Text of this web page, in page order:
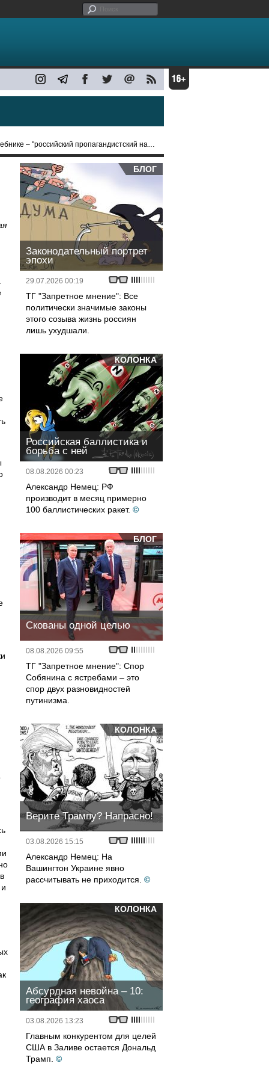
– "российский пропагандистский нарратив"?
БЛОГ
Законодательный портрет
эпохи
29.07.2026 00:19
ТГ "Запретное мнение": Все
политически значимые законы
этого созыва жизнь россиян
лишь ухудшали.
КОЛОНКА
Российская баллистика и
борьба с ней
08.08.2026 00:23
Александр Немец: РФ
производит в месяц примерно
100 баллистических ракет. ©
БЛОГ
Скованы одной целью
08.08.2026 09:55
ТГ "Запретное мнение": Спор
Собянина с ястребами – это
спор двух разновидностей
путинизма.
КОЛОНКА
Верите Трампу? Напрасно!
03.08.2026 15:15
Александр Немец: На
Вашингтон Украине явно
рассчитывать не приходится. ©
КОЛОНКА
Абсурдная невойна – 10:
география хаоса
03.08.2026 13:23
Главным конкурентом для целей
США в Заливе остается Дональд
Трамп. ©